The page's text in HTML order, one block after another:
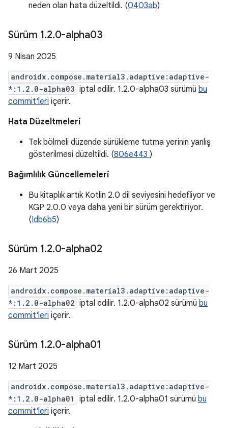
neden olan hata düzeltildi. (0403ab)
Sürüm 1.2.0-alpha03
9 Nisan 2025
androidx.compose.material3.adaptive:adaptive-
*:1.2.0-alpha03 iptal edilir. 1.2.0-alpha03 sürümü bu
commit'leri içerir.
Hata Düzeltmeleri
​​Tek bölmeli düzende sürükleme tutma yerinin yanlış
gösterilmesi düzeltildi. (806e443 )
Bağımlılık Güncellemeleri
Bu kitaplık artık Kotlin 2.0 dil seviyesini hedefliyor ve
KGP 2.0.0 veya daha yeni bir sürüm gerektiriyor.
(Idb6b5)
Sürüm 1.2.0-alpha02
26 Mart 2025
androidx.compose.material3.adaptive:adaptive-
*:1.2.0-alpha02 iptal edilir. 1.2.0-alpha02 sürümü bu
commit'leri içerir.
Sürüm 1.2.0-alpha01
12 Mart 2025
androidx.compose.material3.adaptive:adaptive-
*:1.2.0-alpha01
iptal edilir. 1.2.0-alpha01 sürümü bu
commit'leri içerir.